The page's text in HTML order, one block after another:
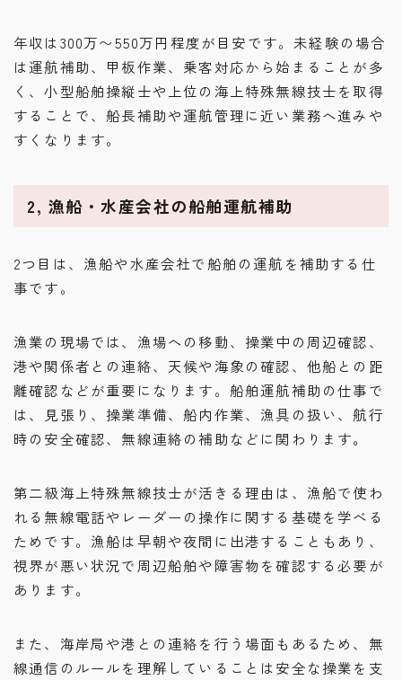
年収は300万〜550万円程度が目安です。未経験の場合
は運航補助、甲板作業、乗客対応から始まることが多
く、小型船舶操縦士や上位の海上特殊無線技士を取得
することで、船長補助や運航管理に近い業務へ進みや
すくなります。
2, 漁船・水産会社の船舶運航補助
2つ目は、漁船や水産会社で船舶の運航を補助する仕
事です。
漁業の現場では、漁場への移動、操業中の周辺確認、
港や関係者との連絡、天候や海象の確認、他船との距
離確認などが重要になります。船舶運航補助の仕事で
は、見張り、操業準備、船内作業、漁具の扱い、航行
時の安全確認、無線連絡の補助などに関わります。
第二級海上特殊無線技士が活きる理由は、漁船で使わ
れる無線電話やレーダーの操作に関する基礎を学べる
ためです。漁船は早朝や夜間に出港することもあり、
視界が悪い状況で周辺船舶や障害物を確認する必要が
あります。
また、海岸局や港との連絡を行う場面もあるため、無
線通信のルールを理解していることは安全な操業を支